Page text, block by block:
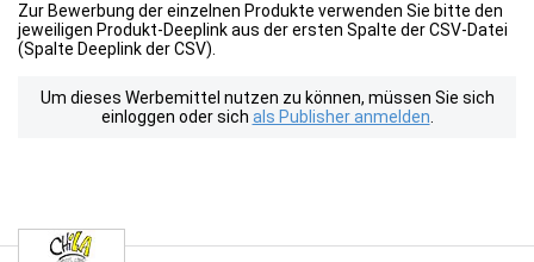
Zur Bewerbung der einzelnen Produkte verwenden Sie bitte den
jeweiligen Produkt-Deeplink aus der ersten Spalte der CSV-Datei
(Spalte Deeplink der CSV).
Um dieses Werbemittel nutzen zu können, müssen Sie sich
einloggen oder sich als Publisher anmelden